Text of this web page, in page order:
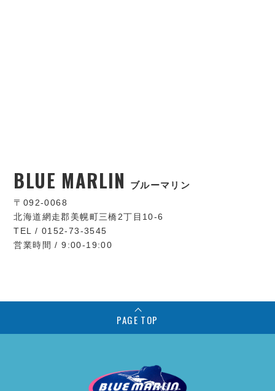
BLUE MARLIN ブルーマリン
〒092-0068
北海道網走郡美幌町三橋2丁目10-6
TEL / 0152-73-3545
営業時間 / 9:00-19:00
PAGE TOP